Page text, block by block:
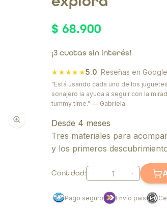
$ 68.900
¡3 cuotas sin interés!
★★★★★5.0· Reseñas en Google
“Está usando cada uno de los
sonajero la ayuda a seguir con la
tummy time.” — Gabriela.
Desde 4 meses
Tres materiales para
y los primeros
Cantidad:
Pago seguro Envío país